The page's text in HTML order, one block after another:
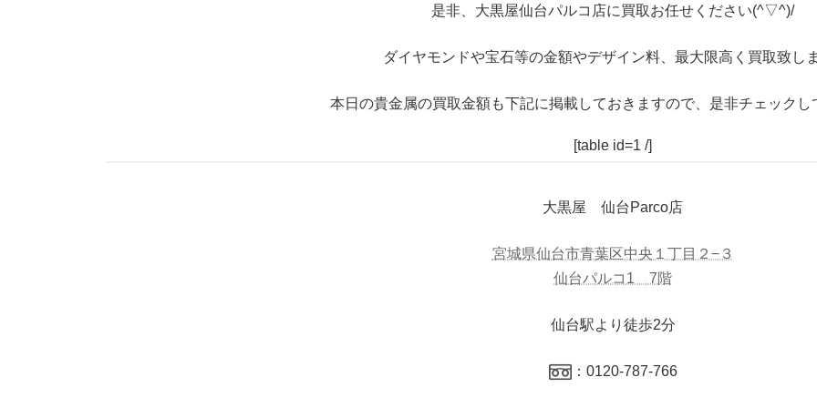
是非、大黒屋仙台パルコ店に買取お任せください(^▽^)/
ダイヤモンドや宝石等の金額やデザイン料、最大限高く買取致し
本日の貴金属の買取金額も下記に掲載しておきますので、是非チェックし
[table id=1 /]
大黒屋 仙台Parco店
宮城県仙台市青葉区中央１丁目２−３
仙台パルコ1 7階
仙台駅より徒歩2分
：0120-787-766